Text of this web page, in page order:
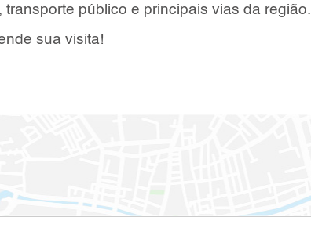
público e principais vias da região.
sua visita!